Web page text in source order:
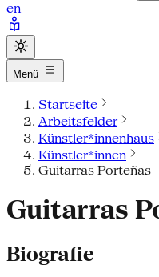
en
Menü
Startseite
Arbeitsfelder
Künstler*innenhaus
Künstler*innen
Guitarras Porteñas
Guitarras
Biografie